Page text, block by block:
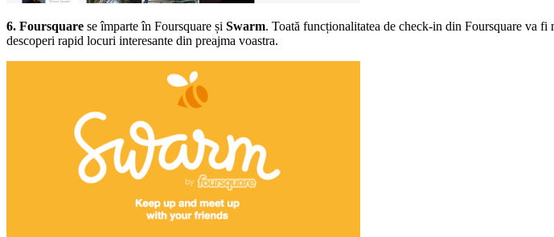
6. Foursquare se împarte în Foursquare și Swarm. Toată funcționalitatea de check-in din Foursquare va fi
descoperi rapid locuri interesante din preajma voastra.